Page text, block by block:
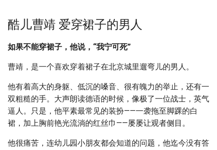
s
e
a
r
c
h
酷儿曹靖 爱穿裙子的男人
如果不能穿裙子，他说，“我宁可死”
曹靖，是一个喜欢穿着裙子在北京城里遛弯儿的男人。
他有着高大的身躯、低沉的嗓音、很有魄力的举止，还有一
双粗糙的手。大声朗读德语的时候，像极了一位战士，英气
逼人。只是，他平素最常见的装扮——一袭拖至脚踝的白
裙，加上胸前艳光流淌的红丝巾——屡屡让观者侧目。
他很痛苦，连幼儿园小朋友都会知道的问题，他迄今没有答